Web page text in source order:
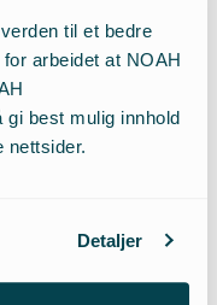
til et bedre
arbeidet at NOAH
best mulig innhold
nettsider.
Detaljer
på trykk i